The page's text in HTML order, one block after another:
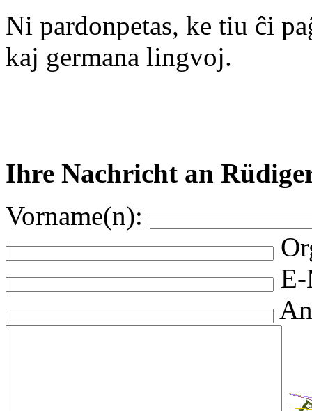
Ni pardonpetas, ke tiu ĉi
kaj germana lingvoj.
Ihre Nachricht an
Vorname(n):